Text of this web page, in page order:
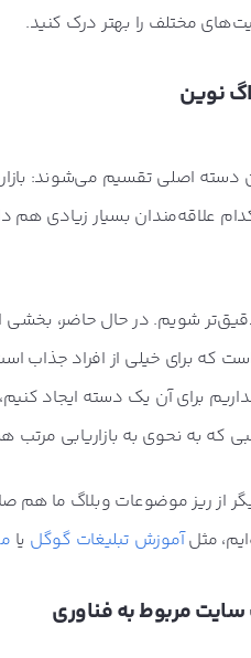
مختلف را بهتر درک کنید.
نوین
اصلی تقسیم می‌شوند:
بسیار زیادی هم
شویم. در حال حاضر، بخشی
که برای خیلی از افراد
برای آن یک دسته ایجاد
که به نحوی به بازاریابی مرتب
ریز موضوعات وبلاگ ما هم
مثلآموزش تبلیغات گوگل یا
مربوط به فناوری